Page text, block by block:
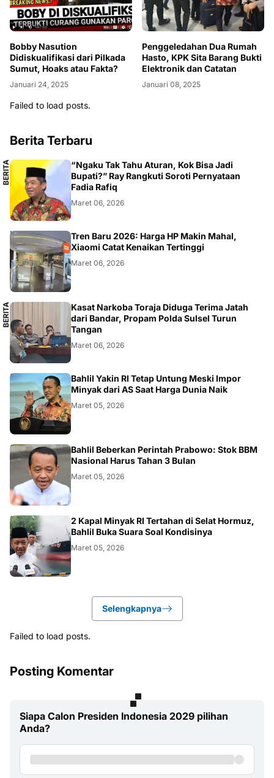
Bobby Nasution
Didiskualifikasi dari Pilkada
Sumut, Hoaks atau Fakta?
Januari 24, 2025
Penggeledahan Dua Rumah
Hasto, KPK Sita Barang Bukti
Elektronik dan Catatan
Januari 08, 2025
Failed to load posts.
Berita Terbaru
B
E
R
I
T
A
L
O
K
AL
“Ngaku Tak Tahu Aturan, Kok Bisa Jadi
Bupati?” Ray Rangkuti Soroti Pernyataan
Fadia Rafiq
Maret 06, 2026
SMARTPHONE
Tren Baru 2026: Harga HP Makin Mahal,
Xiaomi Catat Kenaikan Tertinggi
Maret 06, 2026
B
E
R
I
T
A
L
O
K
AL
Kasat Narkoba Toraja Diduga Terima Jatah
dari Bandar, Propam Polda Sulsel Turun
Tangan
Maret 06, 2026
BISNIS
Bahlil Yakin RI Tetap Untung Meski Impor
Minyak dari AS Saat Harga Dunia Naik
Maret 05, 2026
BISNIS
Bahlil Beberkan Perintah Prabowo: Stok BBM
Nasional Harus Tahan 3 Bulan
Maret 05, 2026
BISNIS
2 Kapal Minyak RI Tertahan di Selat Hormuz,
Bahlil Buka Suara Soal Kondisinya
Maret 05, 2026
Selengkapnya
Failed to load posts.
Posting Komentar
Siapa Calon Presiden Indonesia 2029 pilihan
Anda?